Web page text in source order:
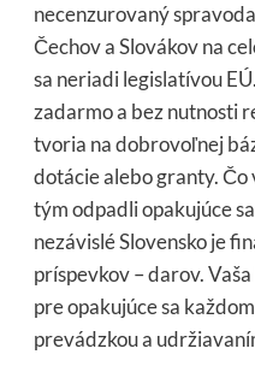
necenzurovaný
Čechov a Slovákov na
sa neriadi legislatívou
zadarmo a bez nutnosti
tvoria na dobrovoľnej
dotácie alebo granty. Čo
tým odpadli opakujúce
nezávislé Slovensko je
príspevkov – darov.
pre opakujúce sa
prevádzkou a